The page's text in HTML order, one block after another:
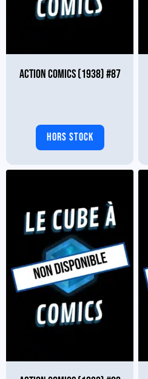
ACTION COMICS (1938) #87
HORS STOCK